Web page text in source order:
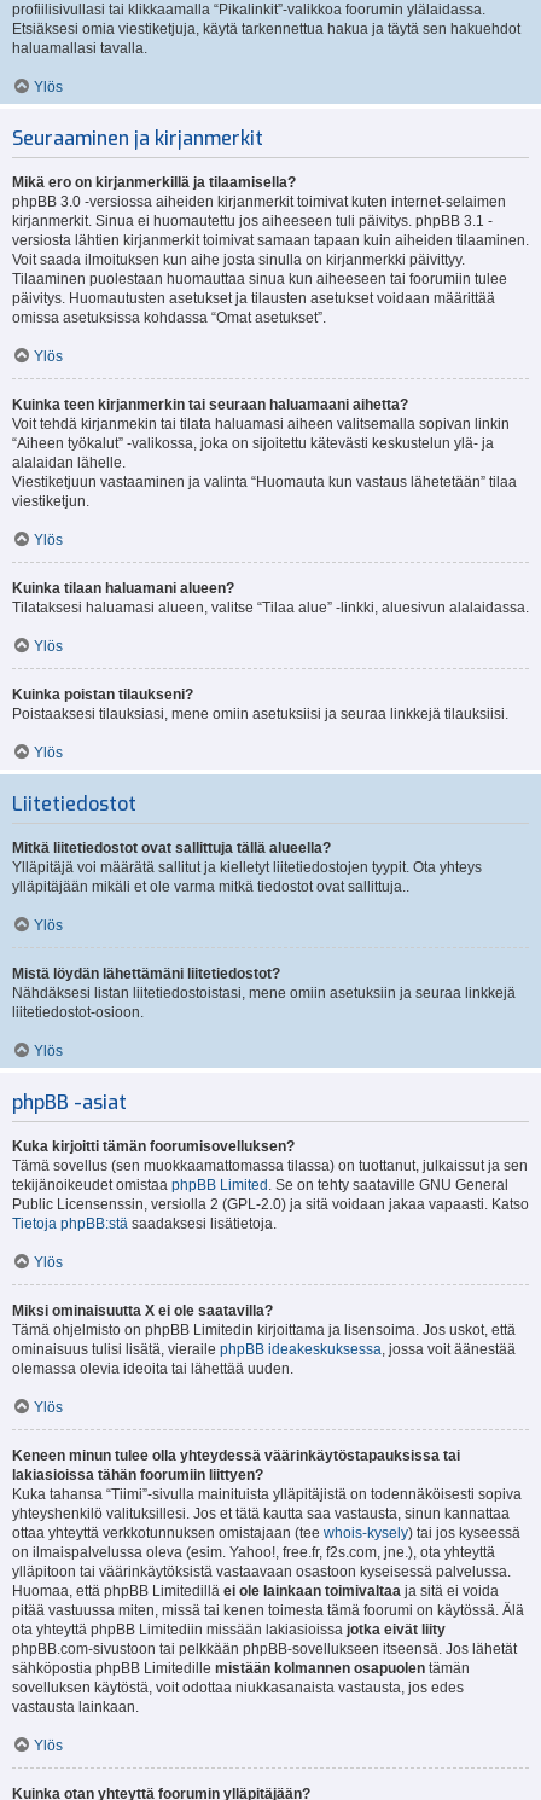
profiilisivullasi tai klikkaamalla “Pikalinkit”-valikkoa foorumin ylälaidassa.
Etsiäksesi omia viestiketjuja, käytä tarkennettua hakua ja täytä sen hakuehdot
haluamallasi tavalla.
Ylös
Seuraaminen ja kirjanmerkit
Mikä ero on kirjanmerkillä ja tilaamisella?
phpBB 3.0 -versiossa aiheiden kirjanmerkit toimivat kuten internet-selaimen
kirjanmerkit. Sinua ei huomautettu jos aiheeseen tuli päivitys. phpBB 3.1 -
versiosta lähtien kirjanmerkit toimivat samaan tapaan kuin aiheiden tilaaminen.
Voit saada ilmoituksen kun aihe josta sinulla on kirjanmerkki päivittyy.
Tilaaminen puolestaan huomauttaa sinua kun aiheeseen tai foorumiin tulee
päivitys. Huomautusten asetukset ja tilausten asetukset voidaan määrittää
omissa asetuksissa kohdassa “Omat asetukset”.
Ylös
Kuinka teen kirjanmerkin tai seuraan haluamaani aihetta?
Voit tehdä kirjanmekin tai tilata haluamasi aiheen valitsemalla sopivan linkin
“Aiheen työkalut” -valikossa, joka on sijoitettu kätevästi keskustelun ylä- ja
alalaidan lähelle.
Viestiketjuun vastaaminen ja valinta “Huomauta kun vastaus lähetetään” tilaa
viestiketjun.
Ylös
Kuinka tilaan haluamani alueen?
Tilataksesi haluamasi alueen, valitse “Tilaa alue” -linkki, aluesivun alalaidassa.
Ylös
Kuinka poistan tilaukseni?
Poistaaksesi tilauksiasi, mene omiin asetuksiisi ja seuraa linkkejä tilauksiisi.
Ylös
Liitetiedostot
Mitkä liitetiedostot ovat sallittuja tällä alueella?
Ylläpitäjä voi määrätä sallitut ja kielletyt liitetiedostojen tyypit. Ota yhteys
ylläpitäjään mikäli et ole varma mitkä tiedostot ovat sallittuja..
Ylös
Mistä löydän lähettämäni liitetiedostot?
Nähdäksesi listan liitetiedostoistasi, mene omiin asetuksiin ja seuraa linkkejä
liitetiedostot-osioon.
Ylös
phpBB -asiat
Kuka kirjoitti tämän foorumisovelluksen?
Tämä sovellus (sen muokkaamattomassa tilassa) on tuottanut, julkaissut ja sen
tekijänoikeudet omistaa phpBB Limited . Se on tehty saataville GNU General
Public Licensenssin, versiolla 2 (GPL-2.0) ja sitä voidaan jakaa vapaasti. Katso
Tietoja phpBB:stä saadaksesi lisätietoja.
Ylös
Miksi ominaisuutta X ei ole saatavilla?
Tämä ohjelmisto on phpBB Limitedin kirjoittama ja lisensoima. Jos uskot, että
ominaisuus tulisi lisätä, vieraile phpBB ideakeskuksessa, jossa voit äänestää
olemassa olevia ideoita tai lähettää uuden.
Ylös
Keneen minun tulee olla yhteydessä väärinkäytöstapauksissa tai
lakiasioissa tähän foorumiin liittyen?
Kuka tahansa “Tiimi”-sivulla mainituista ylläpitäjistä on todennäköisesti sopiva
yhteyshenkilö valituksillesi. Jos et tätä kautta saa vastausta, sinun kannattaa
ottaa yhteyttä verkkotunnuksen omistajaan (tee whois-kysely) tai jos kyseessä
on ilmaispalvelussa oleva (esim. Yahoo!, free.fr, f2s.com, jne.), ota yhteyttä
ylläpitoon tai väärinkäytöksistä vastaavaan osastoon kyseisessä palvelussa.
Huomaa, että phpBB Limitedillä ei ole lainkaan toimivaltaa ja sitä ei voida
pitää vastuussa miten, missä tai kenen toimesta tämä foorumi on käytössä. Älä
ota yhteyttä phpBB Limitediin missään lakiasioissa jotka eivät liity
phpBB.com-sivustoon tai pelkkään phpBB-sovellukseen itseensä. Jos lähetät
sähköpostia phpBB Limitedille mistään kolmannen osapuolen tämän
sovelluksen käytöstä, voit odottaa niukkasanaista vastausta, jos edes
vastausta lainkaan.
Ylös
Kuinka otan yhteyttä foorumin ylläpitäjään?